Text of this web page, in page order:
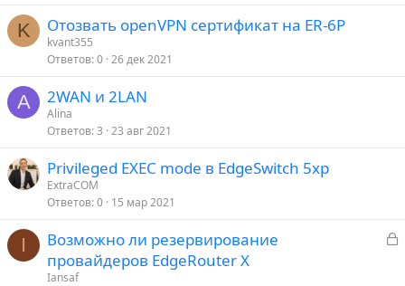
K Отозвать openVPN сертификат на ER-6P
kvant355
Ответов 0 26 дек 2021
A 2WAN и 2LAN
Alina
Ответов 3 23 авг 2021
Privileged EXEC mode в EdgeSwitch 5xp
ExtraCOM
Ответов 0 15 мар 2021
I
З
Возможно ли резервирование
провайдеров EdgeRouter X
Iansaf